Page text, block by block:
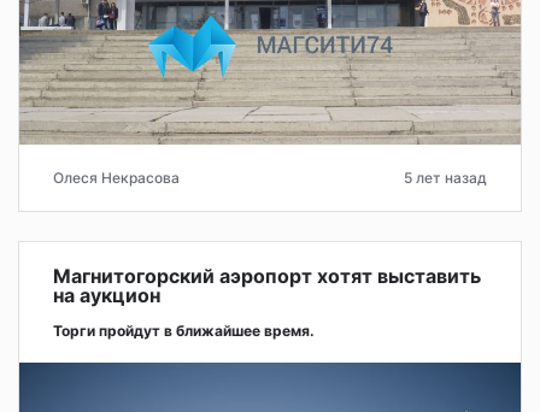
Олеся Некрасова 5 лет назад
Магнитогорский аэропорт хотят выставить
на аукцион
Торги пройдут в ближайшее время.